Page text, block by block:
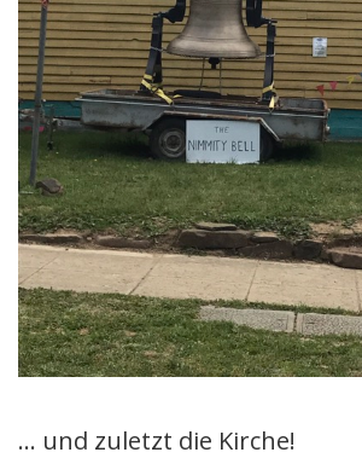
… und zuletzt die Kirche!